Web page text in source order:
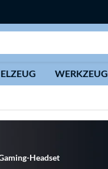
WERKZEUG
Headset